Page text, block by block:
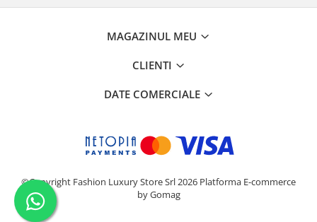
MAGAZINUL MEU
CLIENTI
DATE COMERCIALE
©Copyright Fashion Luxury Store Srl 2026 Platforma E-commerce
by Gomag